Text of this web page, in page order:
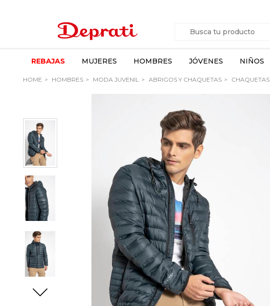
REBAJAS MUJERES HOMBRES JÓVENES NIÑOS
HOME HOMBRES MODA JUVENIL ABRIGOS Y CHAQUETAS CHAQUETAS